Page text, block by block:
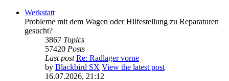
Werkstatt
Probleme mit dem Wagen oder Hilfestellung zu Reparaturen
gesucht?
3867 Topics
57420 Posts
Last post Re: Radlager vorne
by Blackbird SX View the latest post
16.07.2026, 21:12